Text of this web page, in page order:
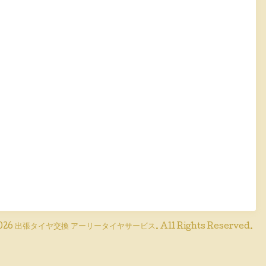
出張タイヤ交換 アーリータイヤサービス . All Rights Reserved.